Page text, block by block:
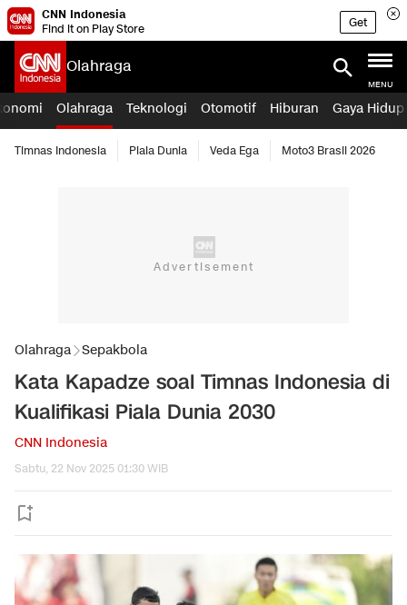
CNN Indonesia
Find it on Play Store
Get
Olahraga
MENU
Olahraga Teknologi Otomotif Hiburan Gaya Hidup
Timnas Indonesia Piala Dunia Veda Ega Moto3 Brasil 2026
Olahraga Sepakbola
Kata Kapadze soal Timnas Indonesia di
Kualifikasi Piala Dunia 2030
CNN Indonesia
Sabtu, 22 Nov 2025 01:30 WIB